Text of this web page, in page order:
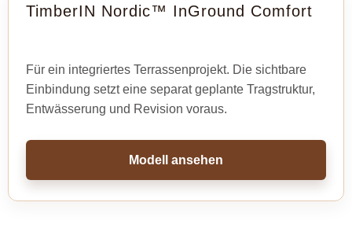
TimberIN Nordic™ InGround Comfort
Für ein integriertes Terrassenprojekt. Die sichtbare
Einbindung setzt eine separat geplante Tragstruktur,
Entwässerung und Revision voraus.
Modell ansehen